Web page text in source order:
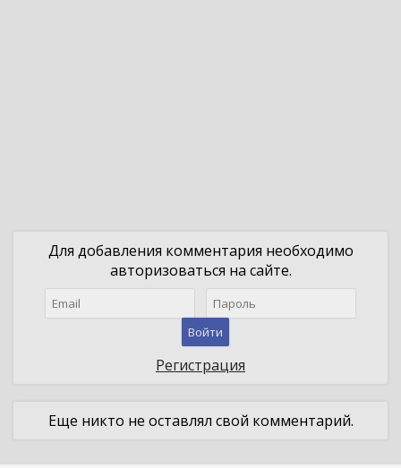
Для добавления комментария необходимо
авторизоваться на сайте.
Войти
Регистрация
Еще никто не оставлял свой комментарий.